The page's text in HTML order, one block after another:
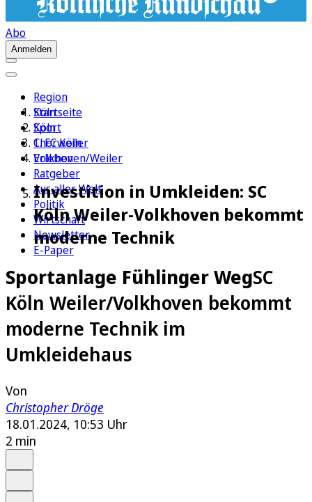
Abo
Anmelden
Region
Köln
Sport
1. FC Köln
Erleben
Ratgeber
Aus aller Welt
Politik
Wirtschaft
Newsletter
E-Paper
Startseite
Köln
Chorweiler
Volkhoven/Weiler
Investition in Umkleiden: SC
Köln Weiler-Volkhoven bekommt
moderne Technik
Sportanlage Fühlinger WegSC
Köln Weiler/Volkhoven bekommt
moderne Technik im
Umkleidehaus
Von
Christopher Dröge
18.01.2024, 10:53 Uhr
2 min